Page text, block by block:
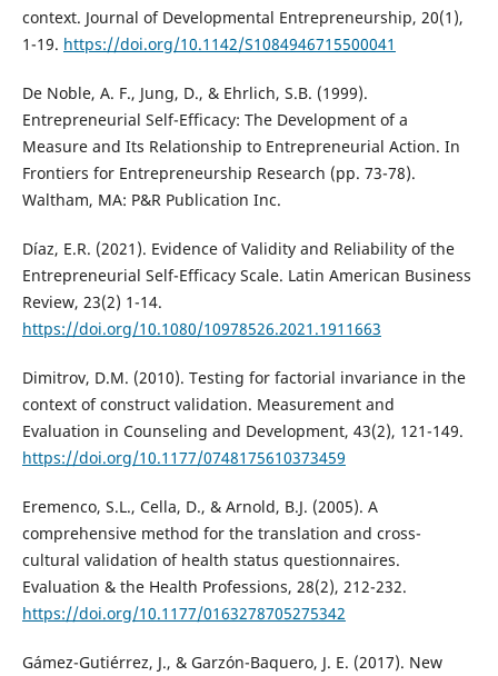
context. Journal of Developmental Entrepreneurship, 20(1),
1-19. https://doi.org/10.1142/S1084946715500041
De Noble, A. F., Jung, D., & Ehrlich, S.B. (1999).
Entrepreneurial Self-Efficacy: The Development of a
Measure and Its Relationship to Entrepreneurial Action. In
Frontiers for Entrepreneurship Research (pp. 73-78).
Waltham, MA: P&R Publication Inc.
Díaz, E.R. (2021). Evidence of Validity and Reliability of the
Entrepreneurial Self-Efficacy Scale. Latin American Business
Review, 23(2) 1-14.
https://doi.org/10.1080/10978526.2021.1911663
Dimitrov, D.M. (2010). Testing for factorial invariance in the
context of construct validation. Measurement and
Evaluation in Counseling and Development, 43(2), 121-149.
https://doi.org/10.1177/0748175610373459
Eremenco, S.L., Cella, D., & Arnold, B.J. (2005). A
comprehensive method for the translation and cross-
cultural validation of health status questionnaires.
Evaluation & the Health Professions, 28(2), 212-232.
https://doi.org/10.1177/0163278705275342
Gámez-Gutiérrez, J., & Garzón-Baquero, J. E. (2017). New